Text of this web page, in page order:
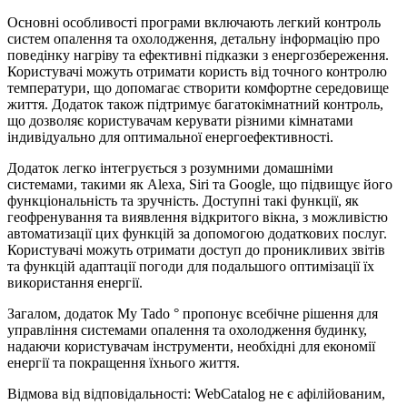
Основні особливості програми включають легкий контроль
систем опалення та охолодження, детальну інформацію про
поведінку нагріву та ефективні підказки з енергозбереження.
Користувачі можуть отримати користь від точного контролю
температури, що допомагає створити комфортне середовище
життя. Додаток також підтримує багатокімнатний контроль,
що дозволяє користувачам керувати різними кімнатами
індивідуально для оптимальної енергоефективності.
Додаток легко інтегрується з розумними домашніми
системами, такими як Alexa, Siri та Google, що підвищує його
функціональність та зручність. Доступні такі функції, як
геофренування та виявлення відкритого вікна, з можливістю
автоматизації цих функцій за допомогою додаткових послуг.
Користувачі можуть отримати доступ до проникливих звітів
та функцій адаптації погоди для подальшого оптимізації їх
використання енергії.
Загалом, додаток My Tado ° пропонує всебічне рішення для
управління системами опалення та охолодження будинку,
надаючи користувачам інструменти, необхідні для економії
енергії та покращення їхнього життя.
Відмова від відповідальності: WebCatalog не є афілійованим,